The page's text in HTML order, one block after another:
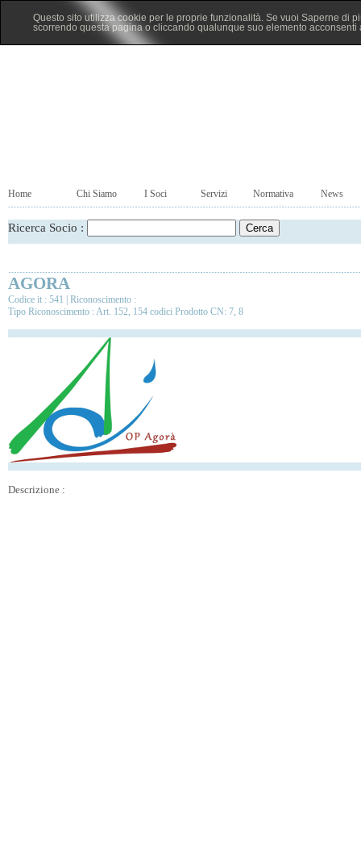
Questo sito utilizza cookie per le proprie funzionalità. Se vuoi Saperne di
scorrendo questa pagina o cliccando qualunque suo elemento acconsenti
Home Chi Siamo I Soci Servizi Normativa News
Ricerca Socio :
AGORA
Codice it : 541 | Riconoscimento :
Tipo Riconoscimento : Art. 152, 154 codici Prodotto CN: 7, 8
Descrizione :